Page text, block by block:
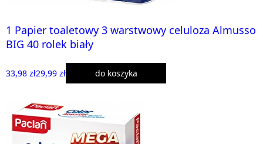
1 Papier toaletowy 3 warstwowy celuloza Almusso
BIG 40 rolek biały
33,98 zł29,99 zł do koszyka